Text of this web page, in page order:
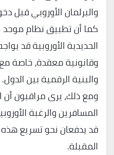
والبرلمان الأوروبي قبل
كما أن تطبيق نظام
الحديدية الأوروبية قد
وقانونية معقدة، خاصة
والبنية الرقمية بين الدول.
ومع ذلك، يرى مراقبون أن
المسافرين والرغبة
قد يدفعان نحو تسريع هذه
المقبلة.